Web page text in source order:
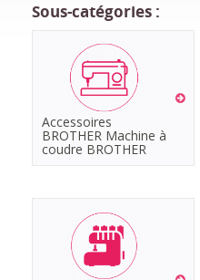
Sous-catégories :
Accessoires
BROTHER Machine à
coudre BROTHER